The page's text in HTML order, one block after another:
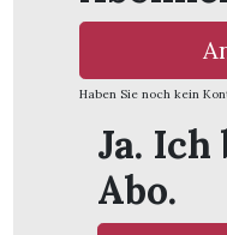
Haben Sie noch kein
Ja.
Abo.